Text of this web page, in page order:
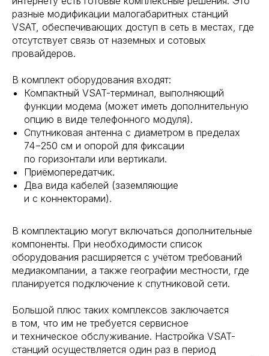
разные модификации малогабаритных станций
VSAT, обеспечивающих доступ в сеть в местах, где
отсутствует связь от наземных и сотовых
провайдеров.
В комплект оборудования входят:
Компактный VSAT-терминал, выполняющий
функции модема (может иметь дополнительную
опцию в виде телефонного модуля).
Спутниковая антенна с диаметром в пределах
74−250 см и опорой для фиксации
по горизонтали или вертикали.
Приёмопередатчик.
Два вида кабелей (заземляющие
и с коннекторами).
В комплектацию могут включаться дополнительные
компоненты. При необходимости список
оборудования расширяется с учётом требований
медиакомпании, а также географии местности, где
планируется подключение к спутниковой сети.
Большой плюс таких комплексов заключается
в том, что им не требуется сервисное
и техническое обслуживание. Настройка VSAT-
станций осуществляется один раз в период